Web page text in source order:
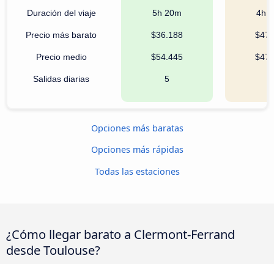
Duración del viaje
Precio más barato
Precio medio
Salidas diarias
5h 20m
$36.188
$54.445
5
4h
Opciones más baratas
Opciones más rápidas
Todas las estaciones
¿Cómo llegar barato a Clermont-Ferrand
desde Toulouse?